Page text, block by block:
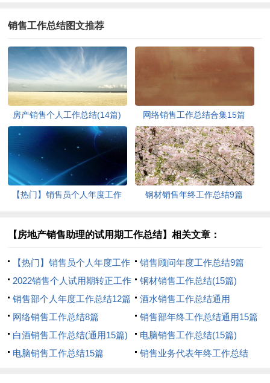
销售工作总结图文推荐
房产销售个人工作总结(14篇) 网络销售工作总结合集15篇
【热门】销售员个人年度工作
钢材销售年终工作总结9篇
【房地产销售助理的试用期工作总结】相关文章：
【热门】销售员个人年度工作
总结
销售顾问年度工作总结9篇
2022销售个人试用期转正工作
总结
钢材销售工作总结(15篇)
销售部个人年度工作总结12篇
酒水销售工作总结通用
网络销售工作总结8篇
销售部年终工作总结通用15篇
白酒销售工作总结(通用15篇)
电脑销售工作总结(15篇)
电脑销售工作总结15篇
销售业务代表年终工作总结